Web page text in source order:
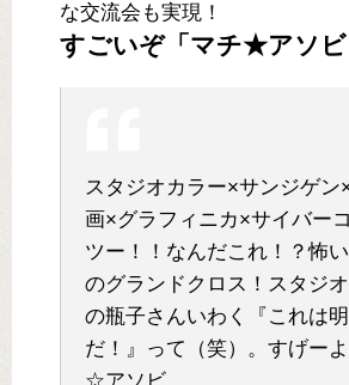
な交流会も実現！
すごいぞ「マチ★アソビ
スタジオカラー×サンジゲン
画×グラフィニカ×サイバー
ツー！！なんだこれ！？怖
のグランドクロス！スタジ
の瓶子さんいわく『これは
だ！』って（笑）。すげー